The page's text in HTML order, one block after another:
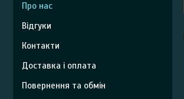
Про нас
Відгуки
Контакти
Доставка і оплата
Повернення та обмін